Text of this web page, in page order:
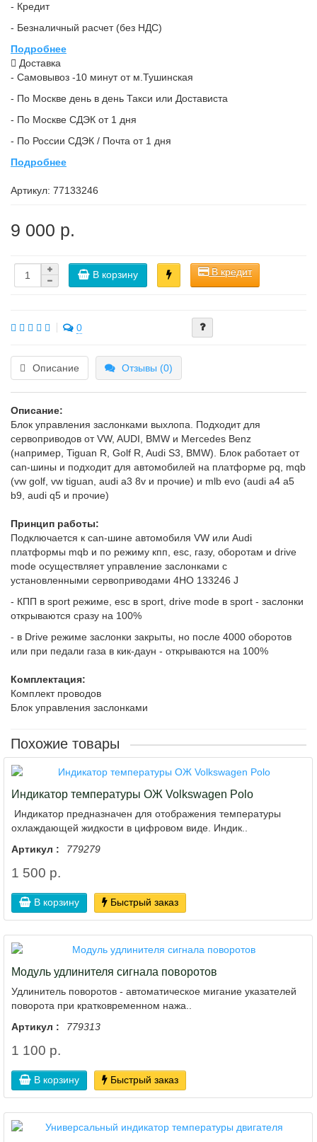
- Кредит
- Безналичный расчет (без НДС)
Подробнее
Доставка
- Самовывоз -10 минут от м.Тушинская
- По Москве день в день Такси или Достависта
- По Москве СДЭК от 1 дня
- По России СДЭК / Почта от 1 дня
Подробнее
Артикул: 77133246
9 000 р.
В корзину В кредит
0
Описание Отзывы (0)
Описание:
Блок управления заслонками выхлопа. Подходит для
сервоприводов от VW, AUDI, BMW и Mercedes Benz
(например, Tiguan R, Golf R, Audi S3, BMW). Блок работает от
can-шины и подходит для автомобилей на платформе pq, mqb
(vw golf, vw tiguan, audi a3 8v и прочие) и mlb evo (audi a4 a5
b9, audi q5 и прочие)
Принцип работы:
Подключается к can-шине автомобиля VW или Audi
платформы mqb и по режиму кпп, esc, газу, оборотам и drive
mode осуществляет управление заслонками с
установленными сервоприводами 4HO 133246 J
- КПП в sport режиме, esc в sport, drive mode в sport - заслонки
открываются сразу на 100%
- в Drive режиме заслонки закрыты, но после 4000 оборотов
или при педали газа в кик-даун - открываются на 100%
Комплектация:
Комплект проводов
Блок управления заслонками
Похожие товары
Индикатор температуры ОЖ Volkswagen Polo
Индикатор предназначен для отображения температуры
охлаждающей жидкости в цифровом виде. Индик..
Артикул :
779279
1 500 р.
В корзину Быстрый заказ
Модуль удлинителя сигнала поворотов
Удлинитель поворотов - автоматическое мигание указателей
поворота при кратковременном нажа..
Артикул :
779313
1 100 р.
В корзину Быстрый заказ